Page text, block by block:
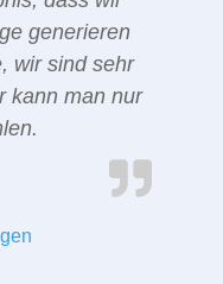
generieren
wir sind sehr
kann man nur